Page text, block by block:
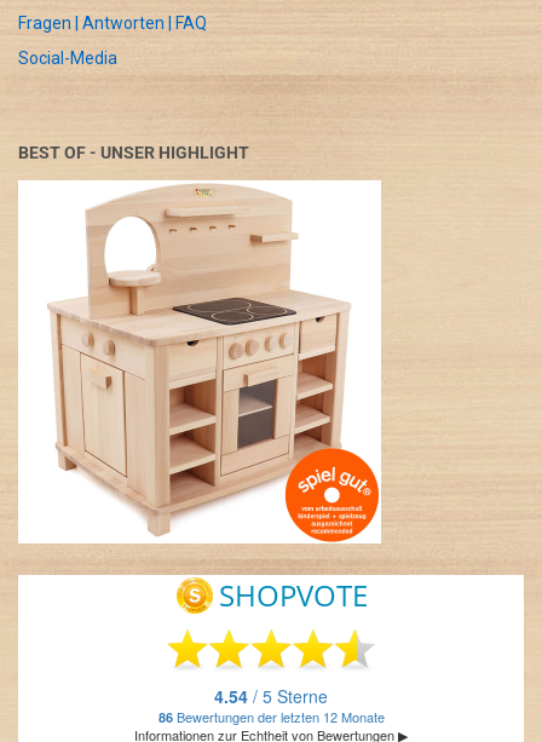
Fragen | Antworten | FAQ
Social-Media
BEST OF - UNSER HIGHLIGHT